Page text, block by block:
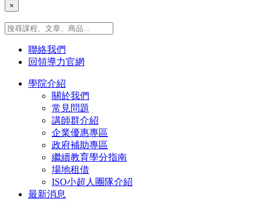
×
聯絡我們
回領導力官網
學院介紹
關於我們
常見問題
講師群介紹
企業優惠專區
政府補助專區
繼續教育學分指南
場地租借
ISO小超人團隊介紹
最新消息